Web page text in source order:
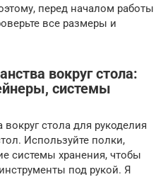
перед началом работы
все размеры и
вокруг стола:
системы
стола для рукоделия
Используйте полки,
системы хранения, чтобы
под рукой. Я